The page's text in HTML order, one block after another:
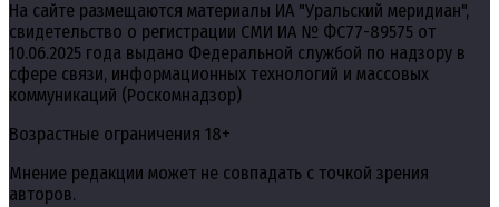
На сайте размещаются материалы ИА "Уральский меридиан",
свидетельство о регистрации СМИ ИА № ФС77-89575 от
10.06.2025 года выдано Федеральной службой по надзору в
сфере связи, информационных технологий и массовых
коммуникаций (Роскомнадзор)
Возрастные ограничения 18+
Мнение редакции может не совпадать с точкой зрения
авторов.